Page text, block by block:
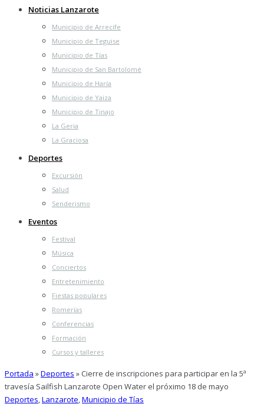
Noticias Lanzarote
Municipio de Arrecife
Municipio de Teguise
Municipio de Tías
Municipio de San Bartolomé
Municipio de Haría
Municipio de Yaiza
Municipio de Tinajo
La Geria
La Graciosa
Deportes
Excursión
Salud
Senderismo
Eventos
Festival
Música
Conciertos
Entretenimiento
Fiestas populares
Romerías
Conferencias
Formación
Cursos y talleres
Portada »Deportes » Cierre de inscripciones para participar en la 5ª
travesía Sailfish Lanzarote Open Water el próximo 18 de mayo
Deportes,Lanzarote,Municipio de Tías